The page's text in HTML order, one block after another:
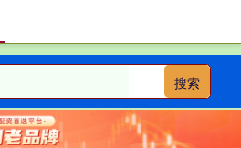
搜索